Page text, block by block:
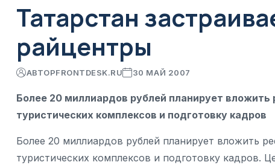
Татарстан
райцентры
АВТОРFRONTDESK.RU 30 МАЙ 2007
Более 20 миллиардов рублей планирует вложить
туристических комплексов и подготовку кадров
Более 20 миллиардов рублей планирует вложить
туристических комплексов и подготовку кадров.